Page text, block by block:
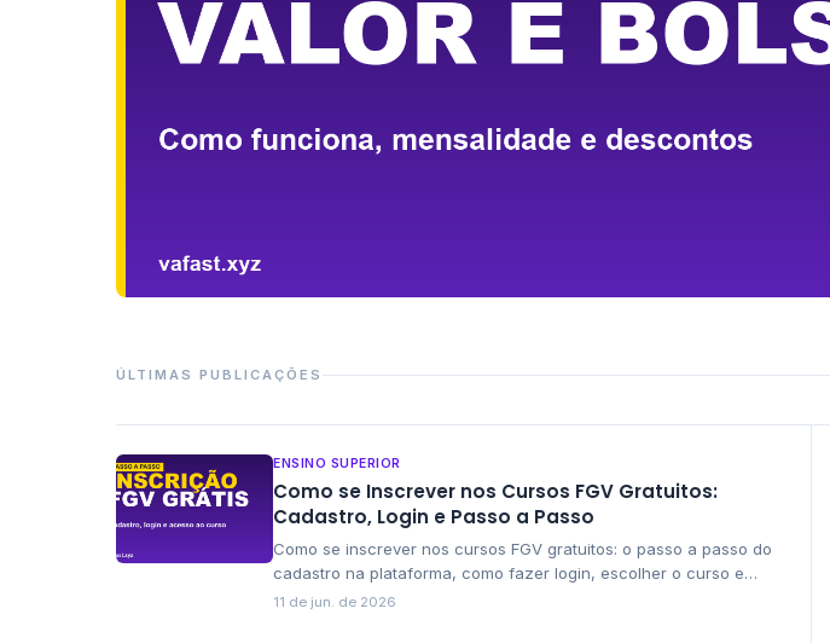
MBA e Pós-Graduação FGV: Como Funciona, Valor e
Bolsa
ÚLTIMAS PUBLICAÇÕES
ENSINO SUPERIOR
Como se Inscrever nos Cursos FGV Gratuitos:
Cadastro, Login e Passo a Passo
Como se inscrever nos cursos FGV gratuitos: o passo a passo do
cadastro na plataforma, como fazer login, escolher o curso e
começar a estudar de graça hoje, sem complicação.
11 de jun. de 2026